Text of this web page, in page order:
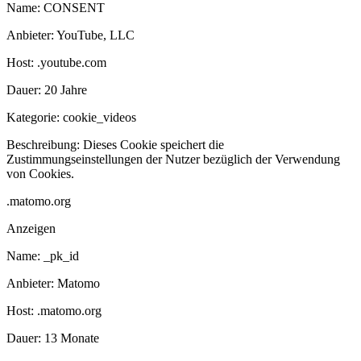
Name: CONSENT
Anbieter: YouTube, LLC
Host: .youtube.com
Dauer: 20 Jahre
Kategorie: cookie_videos
Beschreibung: Dieses Cookie speichert die
Zustimmungseinstellungen der Nutzer bezüglich der Verwendung
von Cookies.
.matomo.org
Anzeigen
Name: _pk_id
Anbieter: Matomo
Host: .matomo.org
Dauer: 13 Monate